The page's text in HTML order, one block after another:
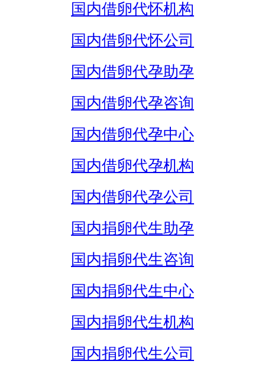
国内借卵代怀机构
国内借卵代怀公司
国内借卵代孕助孕
国内借卵代孕咨询
国内借卵代孕中心
国内借卵代孕机构
国内借卵代孕公司
国内捐卵代生助孕
国内捐卵代生咨询
国内捐卵代生中心
国内捐卵代生机构
国内捐卵代生公司